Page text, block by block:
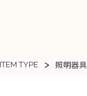
ITEM TYPE > 照明器具